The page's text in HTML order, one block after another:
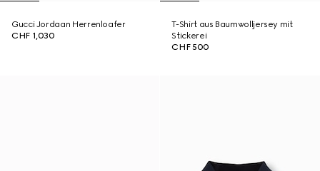
Gucci Jordaan Herrenloafer
CHF 1,030
T-Shirt aus Baumwolljersey mit
Stickerei
CHF 500